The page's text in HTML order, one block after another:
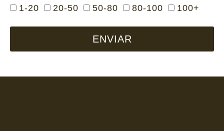
1-20 20-50 50-80 80-100 100+
ENVIAR